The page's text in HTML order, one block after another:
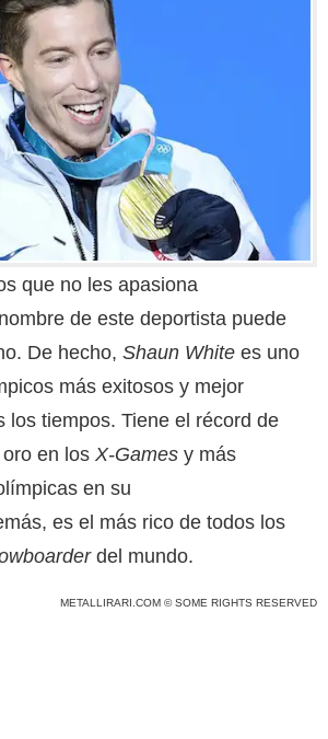
que no les apasiona
de este deportista puede
De hecho, Shaun White es uno
más exitosos y mejor
los tiempos. Tiene el récord de
en los X-Games y más
en su
es el más rico de todos los
del mundo.
METALLIRARI.COM © SOME RIGHTS RESERVED